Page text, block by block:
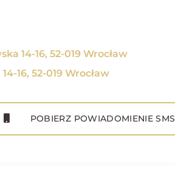
14-16, 52-019 Wrocław
16, 52-019 Wrocław
POBIERZ POWIADOMIENIE SMS